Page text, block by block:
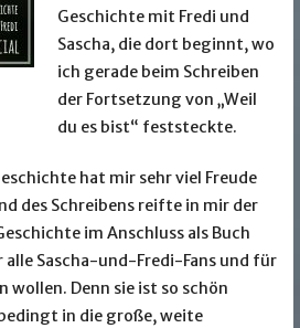
Geschichte mit Fredi und
Sascha, die dort beginnt, wo
ich gerade beim Schreiben
der Fortsetzung von „Weil
du es bist“ feststeckte.
hat mir sehr viel Freude
des Schreibens reifte in mir der
im Anschluss als Buch
Sascha-und-Fredi-Fans und für
wollen. Denn sie ist so schön
in die große, weite